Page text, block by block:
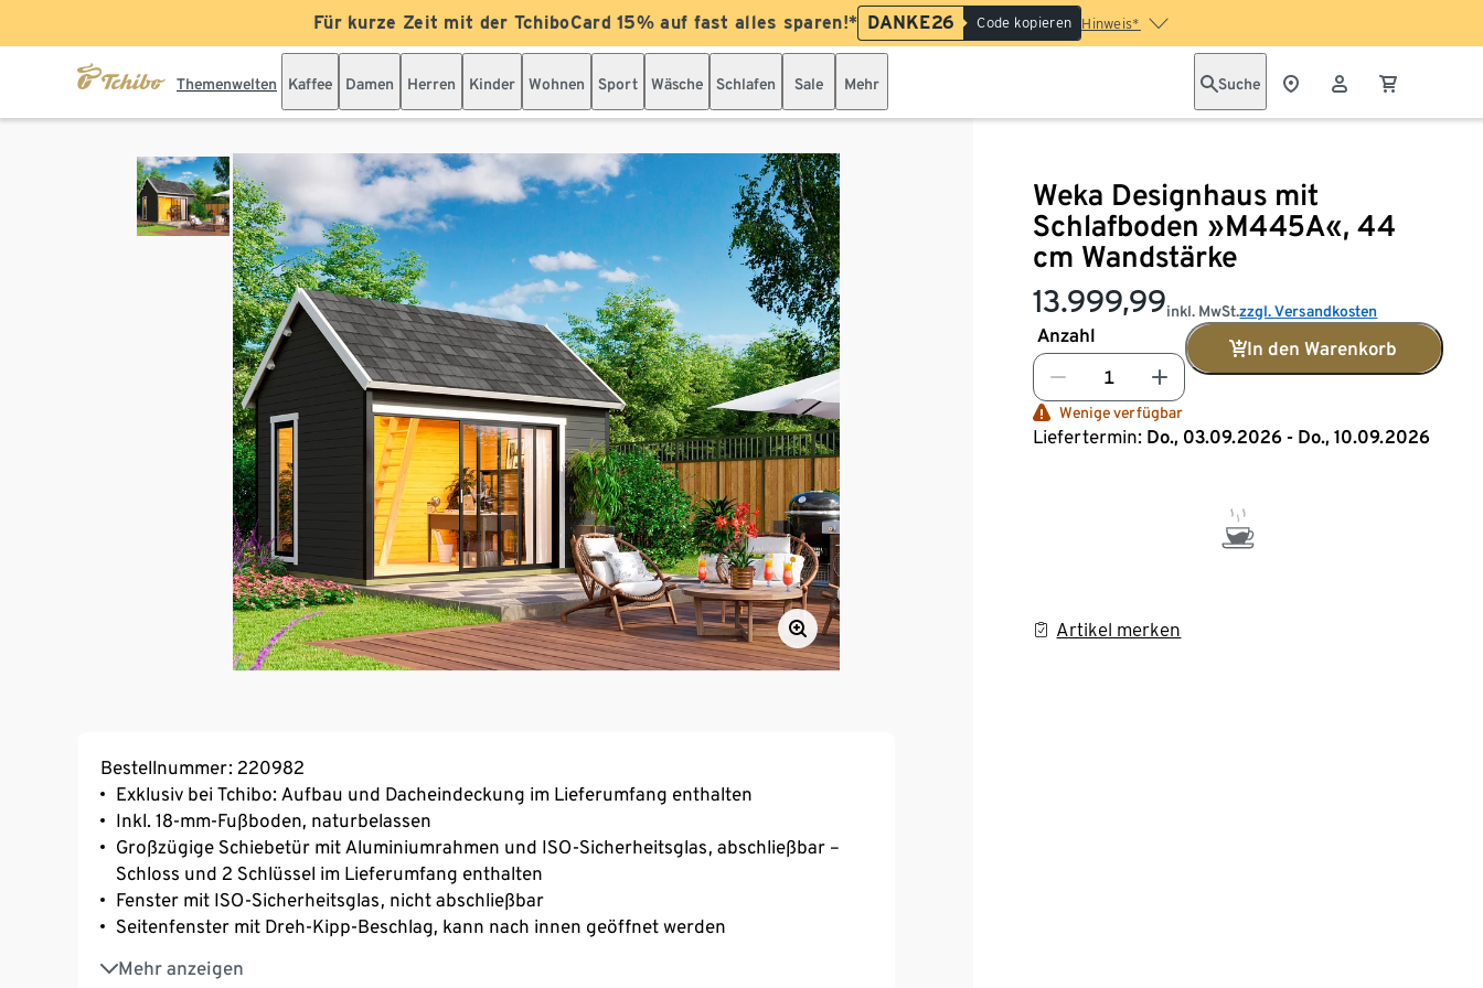
Für kurze Zeit mit der TchiboCard 15% auf fast alles sparen!* DANKE26 Code kopieren Hinweis*
Themenwelten Kaffee Damen Herren Kinder Wohnen Sport Wäsche Schlafen Sale Mehr Suche
Weka Designhaus mit
Schlafboden »M445A«, 44
cm Wandstärke
13.999,99inkl. MwSt.zzgl. Versandkosten
Anzahl
In den Warenkorb
Wenige verfügbar
Liefertermin: Do., 03.09.2026 - Do., 10.09.2026
Artikel merken
Bestellnummer: 220982
Exklusiv bei Tchibo: Aufbau und Dacheindeckung im Lieferumfang enthalten
Inkl. 18-mm-Fußboden, naturbelassen
Großzügige Schiebetür mit Aluminiumrahmen und ISO-Sicherheitsglas, abschließbar –
Schloss und 2 Schlüssel im Lieferumfang enthalten
Fenster mit ISO-Sicherheitsglas, nicht abschließbar
Seitenfenster mit Dreh-Kipp-Beschlag, kann nach innen geöffnet werden
Mehr anzeigen
100% Holzschutz durch graphitgraue Außen-Fassadenfarbe
NEU: Aluminium-Hauskanten für erhöhte Langlebigkeit und Stabilität